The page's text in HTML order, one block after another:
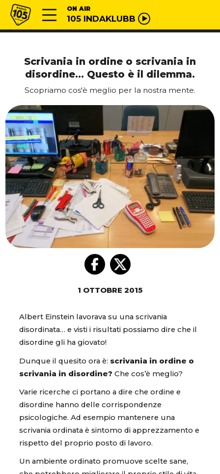
Vai al contenuto
Radio 105 ON AIR
105 INDAKLUBB
Scrivania in ordine o scrivania in
disordine… Questo è il dilemma.
Scopriamo cos'è meglio per la nostra mente.
1 OTTOBRE 2015
Albert Einstein lavorava su una scrivania
disordinata… e visti i risultati possiamo dire che il
disordine gli ha giovato!
Dunque il quesito ora è: scrivania in ordine o
scrivania in disordine? Che cos’è meglio?
Varie ricerche ci portano a dire che ordine e
disordine hanno delle corrispondenze
psicologiche. Ad esempio mantenere una
scrivania ordinata è sintomo di apprezzamento e
rispetto del proprio posto di lavoro.
Un ambiente ordinato promuove scelte sane,